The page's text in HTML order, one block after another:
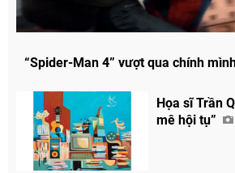
“Spider-Man 4” vượt qua chính
Họa sĩ Trần
mê hội tụ”